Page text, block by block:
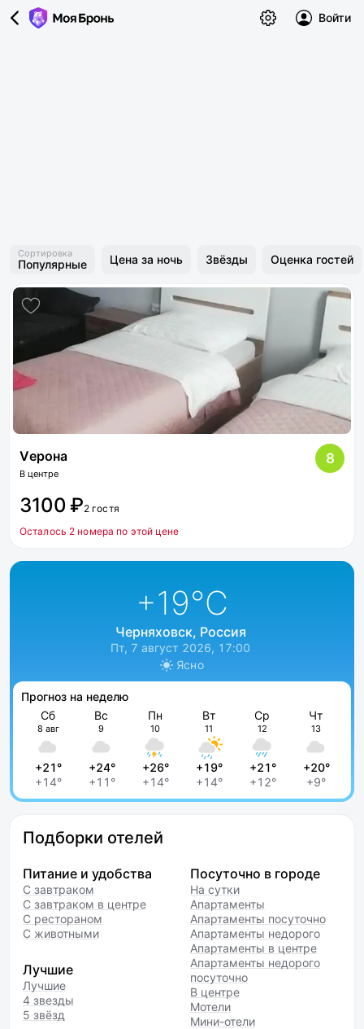
Войти
Сортировка
Популярные Цена за ночь Звёзды Оценка гостей
Vерона
В центре
8
3100 ₽2 гостя
Осталось 2 номера по этой цене
+19°C
Черняховск, Россия
Пт, 7 август 2026, 17:00
Ясно
Прогноз на неделю
Сб
8 авг
+21°
+14°
Вс
9
+24°
+11°
Пн
10
+26°
+14°
Вт
11
+19°
+14°
Ср
12
+21°
+12°
Чт
13
+20°
+9°
Подборки отелей
Питание и удобства
С завтраком
С завтраком в центре
С рестораном
С животными
Лучшие
Лучшие
4 звезды
5 звёзд
Посуточно в городе
На сутки
Апартаменты
Апартаменты посуточно
Апартаменты недорого
Апартаменты в центре
Апартаменты недорого
посуточно
В центре
Мотели
Мини-отели